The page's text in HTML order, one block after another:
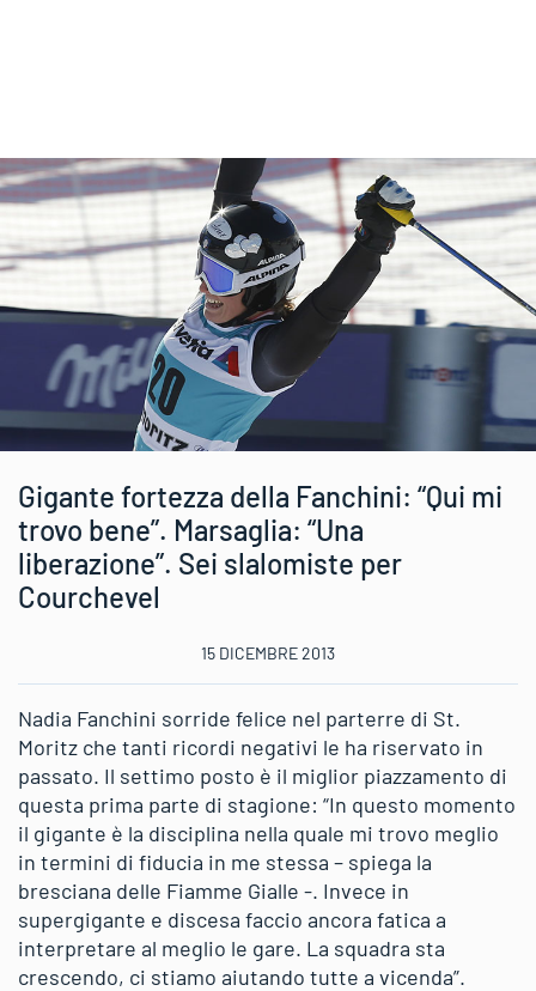
Gigante fortezza della Fanchini: “Qui mi
trovo bene”. Marsaglia: “Una
liberazione”. Sei slalomiste per
Courchevel
15 DICEMBRE 2013
Nadia Fanchini sorride felice nel parterre di St.
Moritz che tanti ricordi negativi le ha riservato in
passato. Il settimo posto è il miglior piazzamento di
questa prima parte di stagione: “In questo momento
il gigante è la disciplina nella quale mi trovo meglio
in termini di fiducia in me stessa – spiega la
bresciana delle Fiamme Gialle -. Invece in
supergigante e discesa faccio ancora fatica a
interpretare al meglio le gare. La squadra sta
crescendo, ci stiamo aiutando tutte a vicenda”.